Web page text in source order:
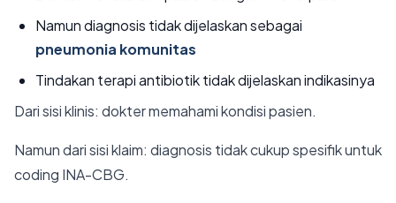
Namun diagnosis tidak dijelaskan sebagai
pneumonia komunitas
Tindakan terapi antibiotik tidak dijelaskan indikasinya
Dari sisi klinis: dokter memahami kondisi pasien.
Namun dari sisi klaim: diagnosis tidak cukup spesifik untuk
coding INA-CBG.